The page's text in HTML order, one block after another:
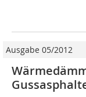
Ausgabe 05/2012